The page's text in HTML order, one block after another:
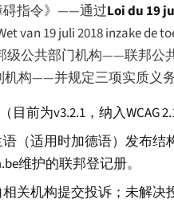
碍指令》——通过Loi du 19
van 19 juli 2018 inzake de
级公共部门机构——联邦公
构——并规定三项实质义
（目前为v3.2.1，纳入WCAG
语（适用时加德语）发布
维护的联邦登记册。
相关机构提交投诉；未解决